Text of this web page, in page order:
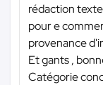
rédaction
pour e
provenance
Et gants ,
Catégorie